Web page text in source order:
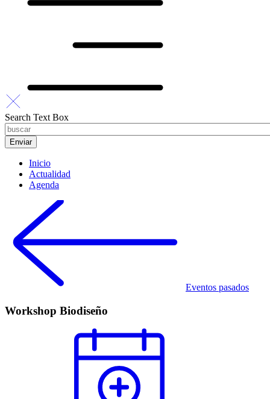
Search Text Box
Inicio
Actualidad
Agenda
Eventos pasados
Workshop Biodiseño